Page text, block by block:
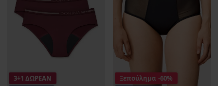
3+1 ΔΩΡΕΑΝ
Ξεπούλημα -60%